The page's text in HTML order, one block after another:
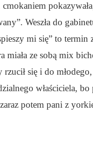
Weszła do
mi się” to termin
miała ze sobą mix
się i do
właściciela, bo
potem pani z